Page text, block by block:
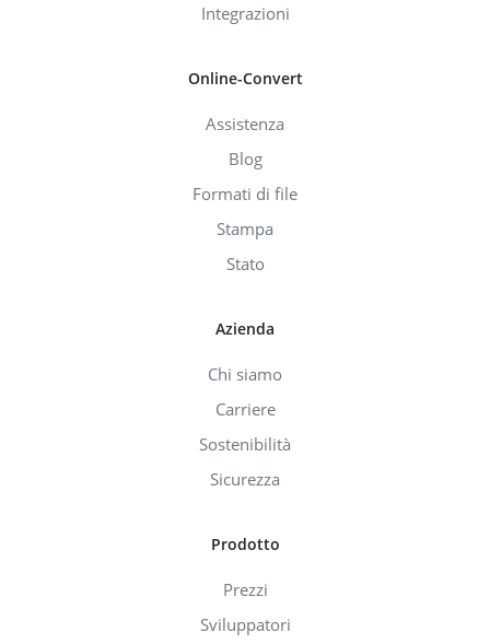
Integrazioni
Online-Convert
Assistenza
Blog
Formati di file
Stampa
Stato
Azienda
Chi siamo
Carriere
Sostenibilità
Sicurezza
Prodotto
Prezzi
Sviluppatori